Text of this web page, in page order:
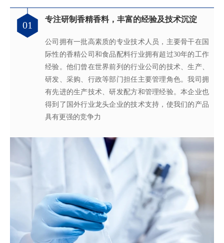
01
专注研制香精香料，丰富的经验及技术沉淀
公司拥有一批高素质的专业技术人员，主要骨干在国
际性的香精公司和食品配料行业拥有超过30年的工作
经验。他们曾在世界前列的行业公司的技术、生产、
研发、采购、行政等部门担任主要管理角色。我司拥
有先进的生产技术、研发配方和管理经验。本企业也
得到了国外行业龙头企业的技术支持，使我们的产品
具有更强的竞争力
02
满足客户不同的调香需求
拥有独立的香精香料技术研发实验室和生产车间，可
为客户提供适合、满意，高性价比的高品质香精。
03
完善的质量管理体系
从2005年起，公司就建立了国际认可的ISO9001：
2015质量管理体系及ISO22000：2018 食品安全管理体
系，为所有产品质量稳定性及食用安全性保驾护航。
04
真心酿香味 芬芳传五洲
轩宇的应用及技术服务中心，汇聚了多位优秀的技术
工程师从事香精香料在各类产品中的开发应用，能高
效地针对客户需求打造不同产品，满 足客户对提高其
产品质量以及缩短交货期的需求。